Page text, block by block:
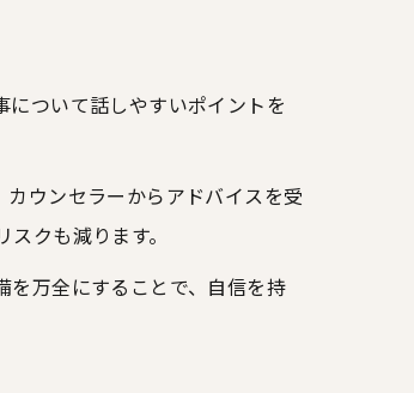
ついて話しやすいポイントを
ウンセラーからアドバイスを受
クも減ります。
を万全にすることで、自信を持